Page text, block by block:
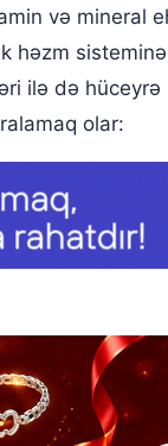
və mineral
həzm
də hüceyrə
olar: